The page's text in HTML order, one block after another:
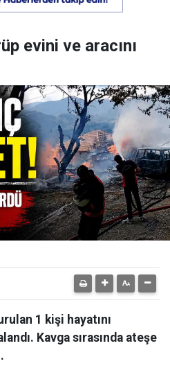
evini ve aracını
1 kişi hayatını
Kavga sırasında ateşe